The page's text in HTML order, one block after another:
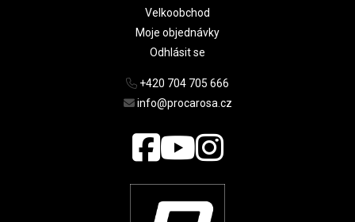
Velkoobchod
Moje objednávky
Odhlásit se
+420 704 705 666
info@procarosa.cz